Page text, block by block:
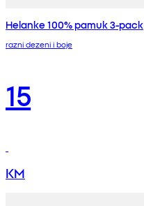
Helanke 100% pamuk 3-pack
razni dezeni i boje
15
KM